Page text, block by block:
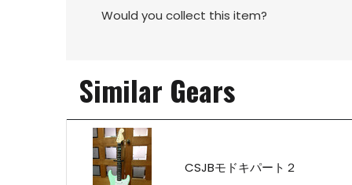
Would you collect this item?
Similar Gears
CSJBモドキパート２